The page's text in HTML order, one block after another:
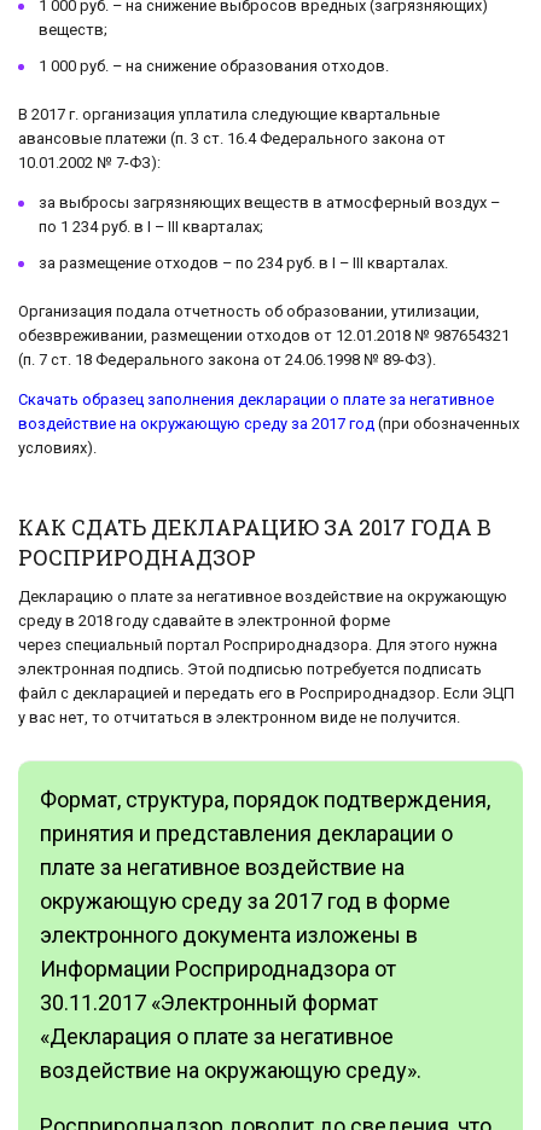
1 000 руб. – на снижение выбросов вредных (загрязняющих)
веществ;
1 000 руб. – на снижение образования отходов.
В 2017 г. организация уплатила следующие квартальные
авансовые платежи (п. 3 ст. 16.4 Федерального закона от
10.01.2002 № 7-ФЗ):
за выбросы загрязняющих веществ в атмосферный воздух –
по 1 234 руб. в I – III кварталах;
за размещение отходов – по 234 руб. в I – III кварталах.
Организация подала отчетность об образовании, утилизации,
обезвреживании, размещении отходов от 12.01.2018 № 987654321
(п. 7 ст. 18 Федерального закона от 24.06.1998 № 89-ФЗ).
Скачать образец заполнения декларации о плате за негативное
воздействие на окружающую среду за 2017 год (при обозначенных
условиях).
КАК СДАТЬ ДЕКЛАРАЦИЮ ЗА 2017 ГОДА В
РОСПРИРОДНАДЗОР
Декларацию о плате за негативное воздействие на окружающую
среду в 2018 году сдавайте в электронной форме
через специальный портал Росприроднадзора. Для этого нужна
электронная подпись. Этой подписью потребуется подписать
файл с декларацией и передать его в Росприроднадзор. Если ЭЦП
у вас нет, то отчитаться в электронном виде не получится.
Формат, структура, порядок подтверждения,
принятия и представления декларации о
плате за негативное воздействие на
окружающую среду за 2017 год в форме
электронного документа изложены в
Информации Росприроднадзора от
30.11.2017 «Электронный формат
«Декларация о плате за негативное
воздействие на окружающую среду».